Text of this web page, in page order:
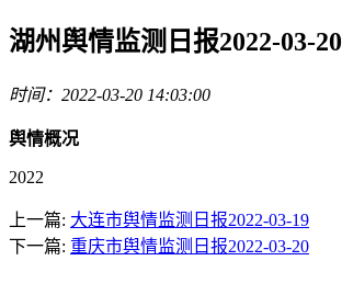
湖州舆情监测日报2022-03-20
时间：2022-03-20 14:03:00
舆情概况
2022
上一篇: 大连市舆情监测日报2022-03-19
下一篇: 重庆市舆情监测日报2022-03-20